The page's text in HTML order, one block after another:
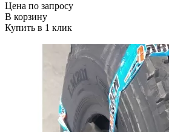
Цена по запросу
В корзину
Купить в 1 клик